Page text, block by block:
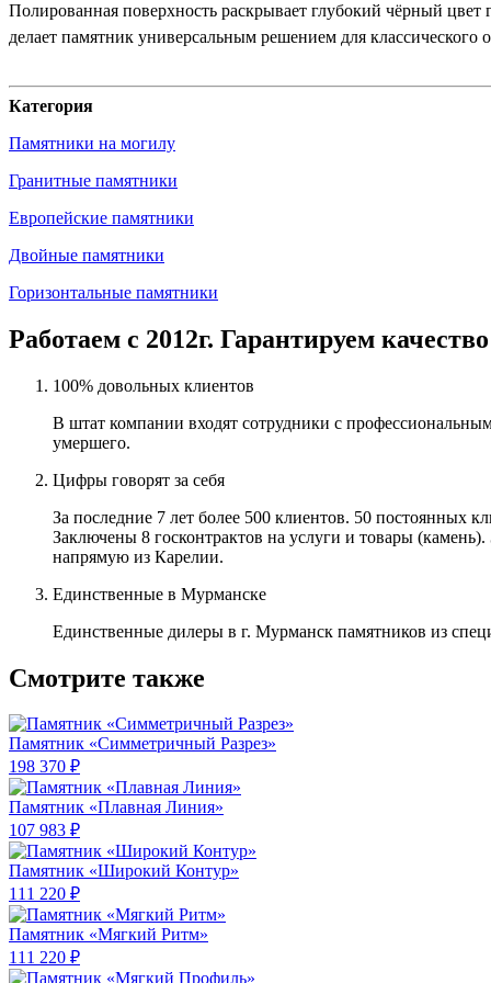
Полированная поверхность раскрывает глубокий чёрный цвет
делает памятник универсальным решением для
Категория
Памятники на могилу
Гранитные памятники
Европейские памятники
Двойные памятники
Горизонтальные памятники
Работаем с 2012г. Гарантируем
100% довольных клиентов
В штат компании входят сотрудники с
умершего.
Цифры говорят за себя
За последние 7 лет более 500 клиентов. 50 постоянных
Заключены 8 госконтрактов на услуги и товары
напрямую из Карелии.
Единственные в Мурманске
Единственные дилеры в г. Мурманск памятников из
Смотрите также
Памятник «Симметричный Разрез»
198 370 ₽
Памятник «Плавная Линия»
107 983 ₽
Памятник «Широкий Контур»
111 220 ₽
Памятник «Мягкий Ритм»
111 220 ₽